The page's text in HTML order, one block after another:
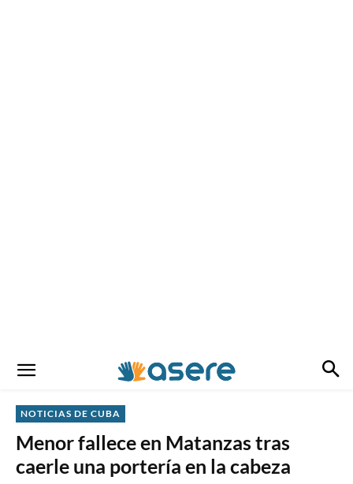
NOTICIAS DE CUBA
Menor fallece en Matanzas tras
caerle una portería en la cabeza